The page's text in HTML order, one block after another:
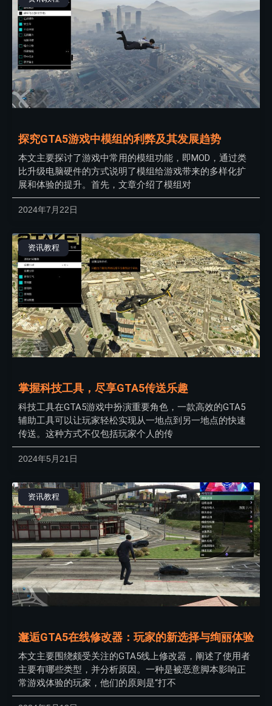
探究GTA5游戏中模组的利弊及其发展趋势
本文主要探讨了游戏中常用的模组功能，即MOD，通过类
比升级电脑硬件的方式说明了模组给游戏带来的多样化扩
展和体验的提升。首先，文章介绍了模组对
2024年7月22日
资讯教程
掌握科技工具，尽享GTA5传送乐趣
科技工具在GTA5游戏中扮演重要角色，一款高效的GTA5
辅助工具可以让玩家轻松实现从一地点到另一地点的快速
传送。这种方式不仅包括玩家个人的传
2024年5月21日
资讯教程
邂逅GTA5在线修改器：玩家的新选择与绚丽体验
本文主要围绕颇受关注的GTA5线上修改器，阐述了使用者
主要有哪些类型，并分析原因。一种是被恶意脚本影响正
常游戏体验的玩家，他们的原则是“打不